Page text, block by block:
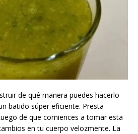
de qué manera puedes hacerlo
batido súper eficiente. Presta
de que comiences a tomar esta
en tu cuerpo velozmente. La